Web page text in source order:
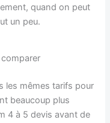
quand on peut
un peu.
les mêmes tarifs pour
beaucoup plus
4 à 5 devis avant de